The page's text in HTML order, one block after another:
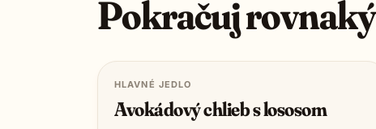
Pokračuj
HLAVNÉ JEDLO
Avokádový chlieb s lososom